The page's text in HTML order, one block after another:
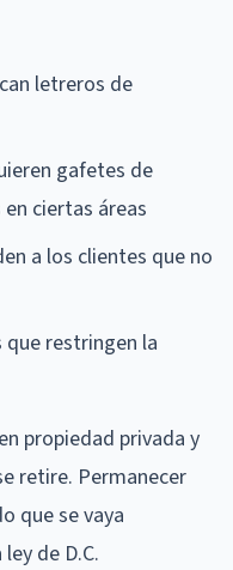
letreros de
gafetes de
ciertas áreas
a los clientes que no
que restringen la
propiedad privada y
retire. Permanecer
que se vaya
de D.C.